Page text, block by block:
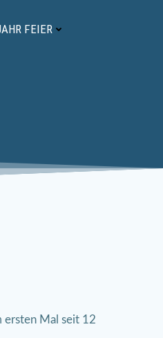
FEIER
ersten Mal seit 12